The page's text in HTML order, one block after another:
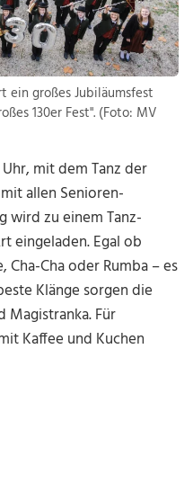
ein großes Jubiläumsfest
130er Fest". (Foto: MV
Uhr, mit dem Tanz der
allen Senioren-
wird zu einem Tanz-
eingeladen. Egal ob
Cha oder Rumba – es
Klänge sorgen die
Magistranka. Für
Kaffee und Kuchen